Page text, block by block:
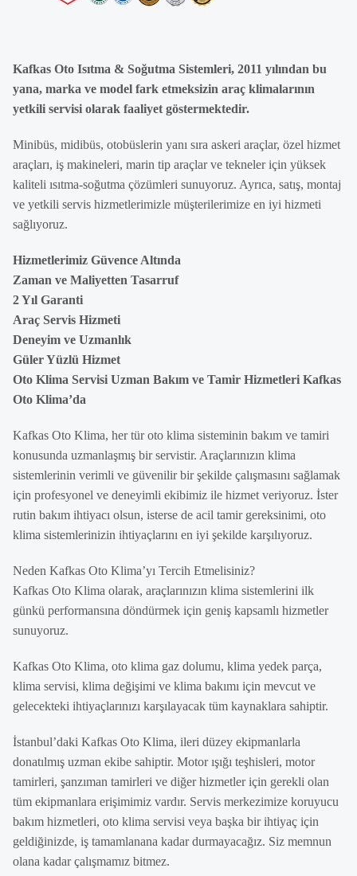
Kafkas Oto Isıtma & Soğutma Sistemleri, 2011 yılından bu
yana, marka ve model fark etmeksizin araç klimalarının
yetkili servisi olarak faaliyet göstermektedir.
Minibüs, midibüs, otobüslerin yanı sıra askeri araçlar, özel hizmet
araçları, iş makineleri, marin tip araçlar ve tekneler için yüksek
kaliteli ısıtma-soğutma çözümleri sunuyoruz. Ayrıca, satış, montaj
ve yetkili servis hizmetlerimizle müşterilerimize en iyi hizmeti
sağlıyoruz.
Hizmetlerimiz Güvence Altında
Zaman ve Maliyetten Tasarruf
2 Yıl Garanti
Araç Servis Hizmeti
Deneyim ve Uzmanlık
Güler Yüzlü Hizmet
Oto Klima Servisi Uzman Bakım ve Tamir Hizmetleri Kafkas
Oto Klima’da
Kafkas Oto Klima, her tür oto klima sisteminin bakım ve tamiri
konusunda uzmanlaşmış bir servistir. Araçlarınızın klima
sistemlerinin verimli ve güvenilir bir şekilde çalışmasını sağlamak
için profesyonel ve deneyimli ekibimiz ile hizmet veriyoruz. İster
rutin bakım ihtiyacı olsun, isterse de acil tamir gereksinimi, oto
klima sistemlerinizin ihtiyaçlarını en iyi şekilde karşılıyoruz.
Neden Kafkas Oto Klima’yı Tercih Etmelisiniz?
Kafkas Oto Klima olarak, araçlarınızın klima sistemlerini ilk
günkü performansına döndürmek için geniş kapsamlı hizmetler
sunuyoruz.
Kafkas Oto Klima, oto klima gaz dolumu, klima yedek parça,
klima servisi, klima değişimi ve klima bakımı için mevcut ve
gelecekteki ihtiyaçlarınızı karşılayacak tüm kaynaklara sahiptir.
İstanbul’daki Kafkas Oto Klima, ileri düzey ekipmanlarla
donatılmış uzman ekibe sahiptir. Motor ışığı teşhisleri, motor
tamirleri, şanzıman tamirleri ve diğer hizmetler için gerekli olan
tüm ekipmanlara erişimimiz vardır. Servis merkezimize koruyucu
bakım hizmetleri, oto klima servisi veya başka bir ihtiyaç için
geldiğinizde, iş tamamlanana kadar durmayacağız. Siz memnun
olana kadar çalışmamız bitmez.